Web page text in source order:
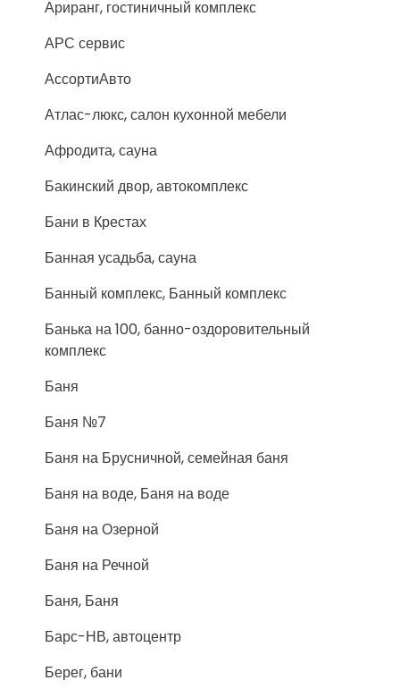
Ариранг, гостиничный комплекс
АРС сервис
АссортиАвто
Атлас-люкс, салон кухонной мебели
Афродита, сауна
Бакинский двор, автокомплекс
Бани в Крестах
Банная усадьба, сауна
Банный комплекс, Банный комплекс
Банька на 100, банно-оздоровительный
комплекс
Баня
Баня №7
Баня на Брусничной, семейная баня
Баня на воде, Баня на воде
Баня на Озерной
Баня на Речной
Баня, Баня
Барс-НВ, автоцентр
Берег, бани